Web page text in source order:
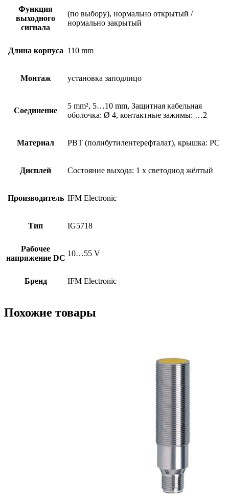
Функция
выходного
сигнала
(по выбору), нормально открытый /
нормально закрытый
Длина корпуса 110 mm
Монтаж установка заподлицо
Соединение
5 mm², 5…10 mm, Защитная кабельная
оболочка: Ø 4, контактные зажимы: …2
Материал PBT (полибутилентерефталат), крышка: PC
Дисплей Состояние выхода: 1 x светодиод жёлтый
Производитель IFM Electronic
Тип IG5718
Рабочее
напряжение DC
10…55 V
Бренд IFM Electronic
Похожие товары